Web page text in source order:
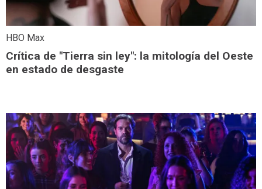
HBO Max
Crítica de "Tierra sin ley": la mitología del Oeste
en estado de desgaste